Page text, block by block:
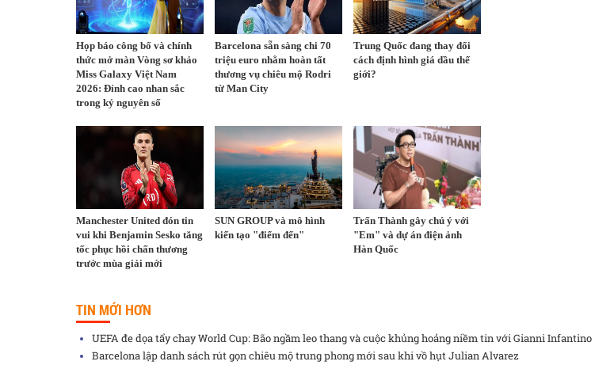
Họp báo công bố và chính
thức mở màn Vòng sơ khảo
Miss Galaxy Việt Nam
2026: Đỉnh cao nhan sắc
trong kỷ nguyên số
Barcelona sẵn sàng chi 70
triệu euro nhằm hoàn tất
thương vụ chiêu mộ Rodri
từ Man City
Trung Quốc đang thay đổi
cách định hình giá dầu thế
giới?
Manchester United đón tin
vui khi Benjamin Sesko tăng
tốc phục hồi chấn thương
trước mùa giải mới
SUN GROUP và mô hình
kiến tạo "điểm đến"
Trấn Thành gây chú ý với
"Em" và dự án điện ảnh
Hàn Quốc
TIN MỚI HƠN
UEFA đe dọa tẩy chay World Cup: Bão ngầm leo thang và cuộc khủng hoảng niềm tin với Gianni Infantino
Barcelona lập danh sách rút gọn chiêu mộ trung phong mới sau khi vồ hụt Julian Alvarez